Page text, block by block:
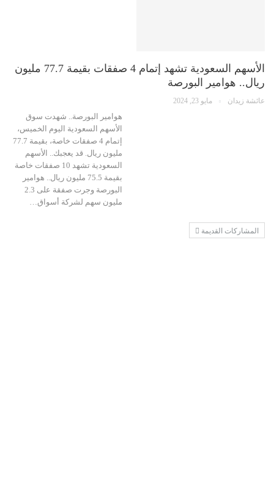
الأسهم السعودية تشهد إتمام 4 صفقات بقيمة 77.7 مليون
ريال.. هوامير البورصة
عائشة زيدان مايو 23, 2024
هوامير البورصة.. شهدت سوق
الأسهم السعودية اليوم الخميس،
إتمام 4 صفقات خاصة، بقيمة 77.7
مليون ريال. قد يعجبك.. الأسهم
السعودية تشهد 10 صفقات خاصة
بقيمة 75.5 مليون ريال.. هوامير
البورصة وجرت صفقة على 2.3
مليون سهم لشركة أسواق…
المشاركات القديمة